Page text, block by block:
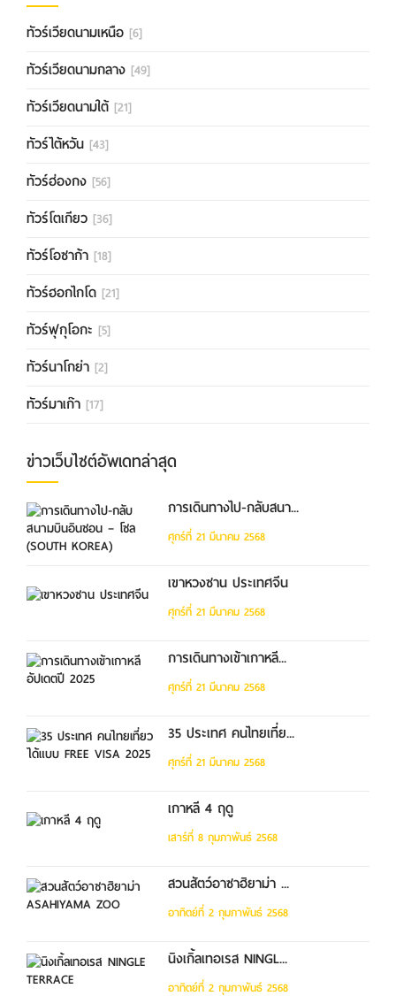
ทัวร์เวียดนามเหนือ [6]
ทัวร์เวียดนามกลาง [49]
ทัวร์เวียดนามใต้ [21]
ทัวร์ไต้หวัน [43]
ทัวร์ฮ่องกง [56]
ทัวร์โตเกียว [36]
ทัวร์โอซาก้า [18]
ทัวร์ฮอกไกโด [21]
ทัวร์ฟุกุโอกะ [5]
ทัวร์นาโกย่า [2]
ทัวร์มาเก๊า [17]
ข่าวเว็บไซต์อัพเดทล่าสุด
การเดินทางไป-กลับสนา...
ศุกร์ที่ 21 มีนาคม 2568
เขาหวงซาน ประเทศจีน
ศุกร์ที่ 21 มีนาคม 2568
การเดินทางเข้าเกาหลี...
ศุกร์ที่ 21 มีนาคม 2568
35 ประเทศ คนไทยเที่ย...
ศุกร์ที่ 21 มีนาคม 2568
เกาหลี 4 ฤดู
เสาร์ที่ 8 กุมภาพันธ์ 2568
สวนสัตว์อาซาฮิยาม่า ...
อาทิตย์ที่ 2 กุมภาพันธ์ 2568
นิงเกิ้ลเทอเรส NINGL...
อาทิตย์ที่ 2 กุมภาพันธ์ 2568